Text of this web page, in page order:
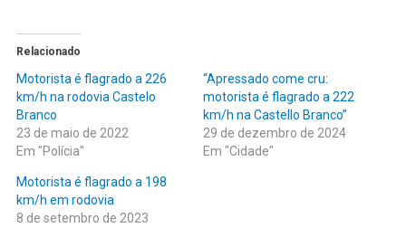
Relacionado
Motorista é flagrado a 226
km/h na rodovia Castelo
Branco
23 de maio de 2022
Em "Polícia"
“Apressado come cru:
motorista é flagrado a 222
km/h na Castello Branco”
29 de dezembro de 2024
Em "Cidade"
Motorista é flagrado a 198
km/h em rodovia
8 de setembro de 2023